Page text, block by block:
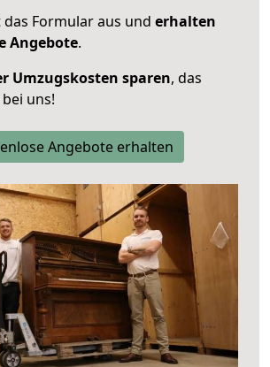
das Formular aus und erhalten
Angebote.
Umzugskosten sparen, das
uns!
Angebote erhalten